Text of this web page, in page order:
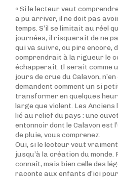
« Si le lecteur veut
a pu arriver, il ne doit pas
temps. S’il se limitait au réel
journées, il risquerait de ne
qui va suivre, ou pire encore,
comprendrait à la rigueur le
échapperait. Il serait comme
jours de crue du Calavon,
demandent comment un si
transformer en quelques
large que violent. Les
lié au relief du pays : une
entonnoir dont le Calavon est
de pluie, vous comprenez.
Oui, si le lecteur veut
jusqu’à la création du monde.
connaît, mais bien celle des
raconte aux enfants d’ici pour